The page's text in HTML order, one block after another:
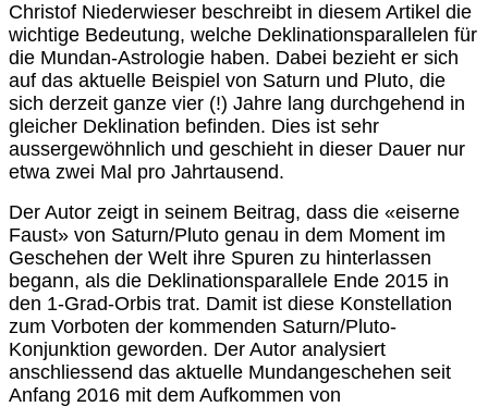
Christof Niederwieser beschreibt in diesem Artikel die
wichtige Bedeutung, welche Deklinationsparallelen für
die Mundan-Astrologie haben. Dabei bezieht er sich
auf das aktuelle Beispiel von Saturn und Pluto, die
sich derzeit ganze vier (!) Jahre lang durchgehend in
gleicher Deklination befinden. Dies ist sehr
aussergewöhnlich und geschieht in dieser Dauer nur
etwa zwei Mal pro Jahrtausend.
Der Autor zeigt in seinem Beitrag, dass die «eiserne
Faust» von Saturn/Pluto genau in dem Moment im
Geschehen der Welt ihre Spuren zu hinterlassen
begann, als die Deklinationsparallele Ende 2015 in
den 1-Grad-Orbis trat. Damit ist diese Konstellation
zum Vorboten der kommenden Saturn/Pluto-
Konjunktion geworden. Der Autor analysiert
anschliessend das aktuelle Mundangeschehen seit
Anfang 2016 mit dem Aufkommen von